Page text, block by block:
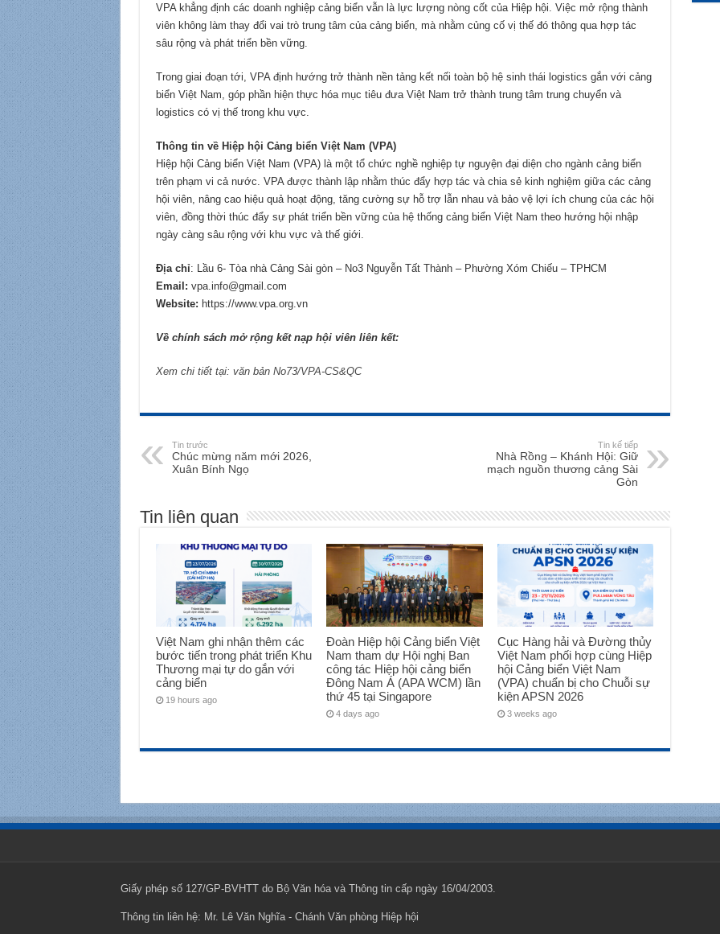
VPA khẳng định các doanh nghiệp cảng biển vẫn là lực lượng nòng cốt của Hiệp hội. Việc mở rộng thành
viên không làm thay đổi vai trò trung tâm của cảng biển, mà nhằm củng cố vị thế đó thông qua hợp tác
sâu rộng và phát triển bền vững.
Trong giai đoạn tới, VPA định hướng trở thành nền tảng kết nối toàn bộ hệ sinh thái logistics gắn với cảng
biển Việt Nam, góp phần hiện thực hóa mục tiêu đưa Việt Nam trở thành trung tâm trung chuyển và
logistics có vị thế trong khu vực.
Thông tin về Hiệp hội Cảng biển Việt Nam (VPA)
Hiệp hội Cảng biển Việt Nam (VPA) là một tổ chức nghề nghiệp tự nguyện đại diện cho ngành cảng biển
trên phạm vi cả nước. VPA được thành lập nhằm thúc đẩy hợp tác và chia sẻ kinh nghiệm giữa các cảng
hội viên, nâng cao hiệu quả hoạt động, tăng cường sự hỗ trợ lẫn nhau và bảo vệ lợi ích chung của các hội
viên, đồng thời thúc đẩy sự phát triển bền vững của hệ thống cảng biển Việt Nam theo hướng hội nhập
ngày càng sâu rộng với khu vực và thế giới.
Địa chỉ: Lầu 6- Tòa nhà Cảng Sài gòn – No3 Nguyễn Tất Thành – Phường Xóm Chiếu – TPHCM
Email: vpa.info@gmail.com
Website: https://www.vpa.org.vn
Về chính sách mở rộng kết nạp hội viên liên kết:
Xem chi tiết tại: văn bản No73/VPA-CS&QC
Tin trước
Chúc mừng năm mới 2026,
Xuân Bính Ngọ
Tin kế tiếp
Nhà Rồng – Khánh Hội: Giữ
mạch nguồn thương cảng Sài
Gòn
Tin liên quan
Việt Nam ghi nhận thêm các
bước tiến trong phát triển Khu
Thương mại tự do gắn với
cảng biển
19 hours ago
Đoàn Hiệp hội Cảng biển Việt
Nam tham dự Hội nghị Ban
công tác Hiệp hội cảng biển
Đông Nam Á (APA WCM) lần
thứ 45 tại Singapore
4 days ago
Cục Hàng hải và Đường thủy
Việt Nam phối hợp cùng Hiệp
hội Cảng biển Việt Nam
(VPA) chuẩn bị cho Chuỗi sự
kiện APSN 2026
3 weeks ago
Giấy phép số 127/GP-BVHTT do Bộ Văn hóa và Thông tin cấp ngày 16/04/2003.
Thông tin liên hệ: Mr. Lê Văn Nghĩa - Chánh Văn phòng Hiệp hội